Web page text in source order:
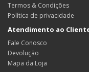
Termos & Condições
Política de privacidade
Atendimento ao
Fale Conosco
Devolução
Mapa da Loja